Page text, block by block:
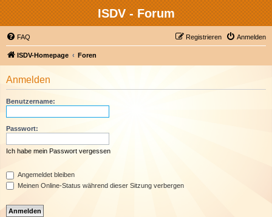
ISDV - Forum
FAQ Anmelden
Registrieren
ISDV-Homepage Foren
Anmelden
Benutzername:
Passwort:
Ich habe mein Passwort vergessen
Angemeldet bleiben
Meinen Online-Status während dieser Sitzung verbergen